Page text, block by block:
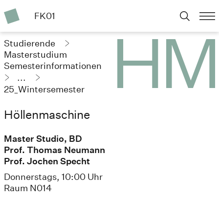
FK01
Studierende
Masterstudium
Semesterinformationen
...
25_Wintersemester
Höllenmaschine
Master Studio, BD
Prof. Thomas Neumann
Prof. Jochen Specht
Donnerstags, 10:00 Uhr
Raum N014